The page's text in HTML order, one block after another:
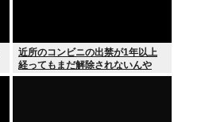
近所のコンビニの出禁が1年以上
経ってもまだ解除されないんや
が…